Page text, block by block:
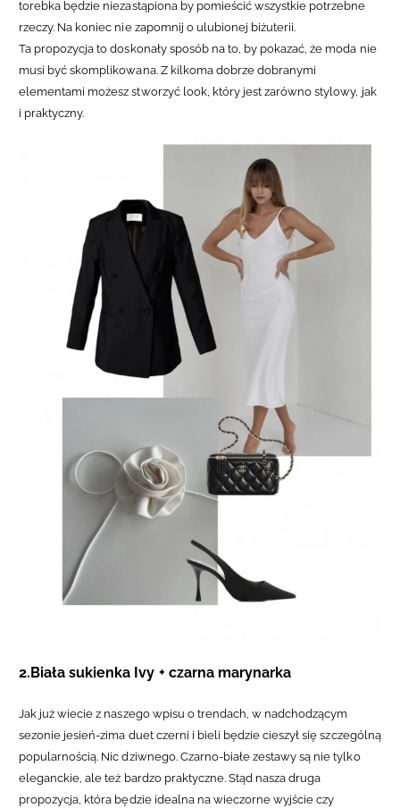
torebka będzie niezastąpiona by pomieścić wszystkie potrzebne
rzeczy. Na koniec nie zapomnij o ulubionej biżuterii.
Ta propozycja to doskonały sposób na to, by pokazać, że moda nie
musi być skomplikowana. Z kilkoma dobrze dobranymi
elementami możesz stworzyć look, który jest zarówno stylowy, jak
i praktyczny.
2.Biała sukienka Ivy + czarna marynarka
Jak już wiecie z naszego wpisu o trendach, w nadchodzącym
sezonie jesień-zima duet czerni i bieli będzie cieszył się szczególną
popularnością. Nic dziwnego. Czarno-białe zestawy są nie tylko
eleganckie, ale też bardzo praktyczne. Stąd nasza druga
propozycja, która będzie idealna na wieczorne wyjście czy